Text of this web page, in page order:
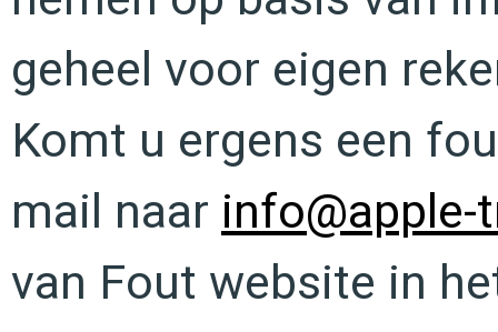
geheel voor eigen
Komt u ergens een
mail naar info@apple-
van Fout website in